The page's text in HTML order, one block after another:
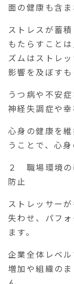
面の健康も含ま
ストレスが蓄
もたらすこと
ズムはストレ
影響を及ぼすも
うつ病や不安
神経失調症や幸
心身の健康を
うことで、心
２ 職場環境の
防止
ストレッサー
失わせ、パフ
ます。
企業全体レベ
増加や組織の